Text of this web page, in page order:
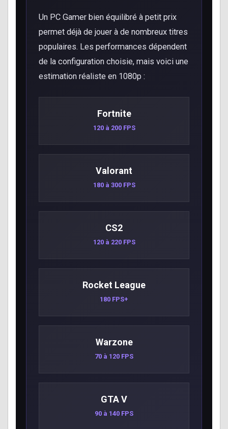
Un PC Gamer bien équilibré à petit prix
permet déjà de jouer à de nombreux titres
populaires. Les performances dépendent
de la configuration choisie, mais voici une
estimation réaliste en 1080p :
Fortnite
120 à 200 FPS
Valorant
180 à 300 FPS
CS2
120 à 220 FPS
Rocket League
180 FPS+
Warzone
70 à 120 FPS
GTA V
90 à 140 FPS